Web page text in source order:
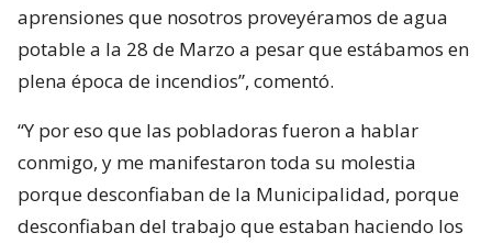
aprensiones que nosotros proveyéramos de agua
potable a la 28 de Marzo a pesar que estábamos en
plena época de incendios”, comentó.
“Y por eso que las pobladoras fueron a hablar
conmigo, y me manifestaron toda su molestia
porque desconfiaban de la Municipalidad, porque
desconfiaban del trabajo que estaban haciendo los